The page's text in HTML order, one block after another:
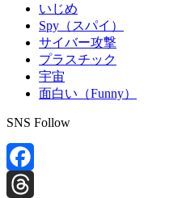
いじめ
Spy（スパイ）
サイバー攻撃
プラスチック
宇宙
面白い（Funny）
SNS Follow
Facebook